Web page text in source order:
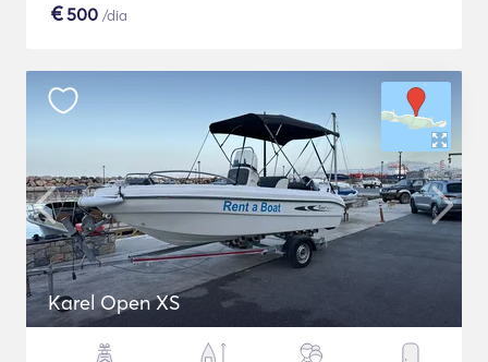
€500 /dia
Karel Open XS